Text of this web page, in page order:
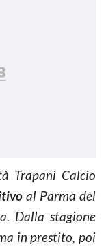
Trapani Calcio
al Parma del
Dalla stagione
in prestito, poi